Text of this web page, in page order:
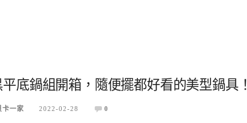
底鍋組開箱，隨便擺都好看的美型鍋具！
卡一家 2022-02-28 0